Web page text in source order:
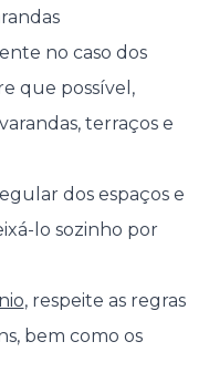
no caso dos
que possível,
terraços e
dos espaços e
lo sozinho por
, respeite as regras
bem como os